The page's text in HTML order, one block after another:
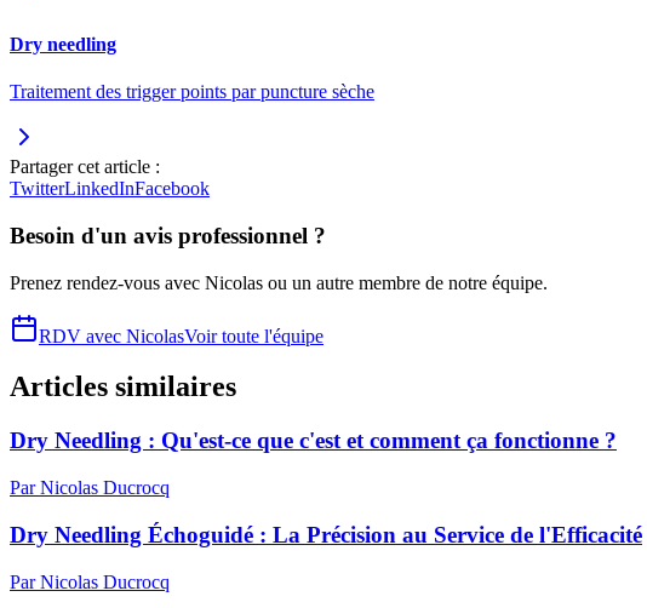
Dry needling
Traitement des trigger points par puncture sèche
Partager cet article :
TwitterLinkedInFacebook
Besoin d'un avis professionnel ?
Prenez rendez-vous avec Nicolas ou un autre membre de notre équipe.
RDV avec NicolasVoir toute l'équipe
Articles similaires
Dry Needling : Qu'est-ce que c'est et comment ça fonctionne ?
ParNicolas Ducrocq
Dry Needling Échoguidé : La Précision au Service de l'Efficacité
ParNicolas Ducrocq